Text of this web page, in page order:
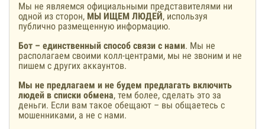
Мы не являемся официальными представителями ни
одной из сторон, МЫ ИЩЕМ ЛЮДЕЙ, используя
публично размещенную информацию.
Бот – единственный способ связи с нами. Мы не
располагаем своими колл-центрами, мы не звоним и не
пишем с других аккаунтов.
Мы не предлагаем и не будем предлагать включить
людей в списки обмена, тем более, сделать это за
деньги. Если вам такое обещают – вы общаетесь с
мошенниками, а не с нами.